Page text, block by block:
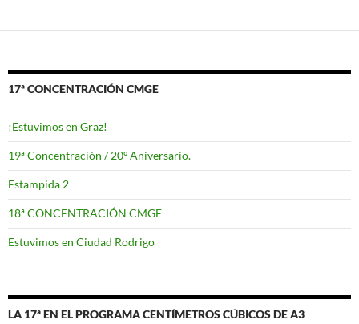
17ª CONCENTRACIÓN CMGE
¡Estuvimos en Graz!
19ª Concentración / 20º Aniversario.
Estampida 2
18ª CONCENTRACIÓN CMGE
Estuvimos en Ciudad Rodrigo
LA 17ª EN EL PROGRAMA CENTÍMETROS CÚBICOS DE A3